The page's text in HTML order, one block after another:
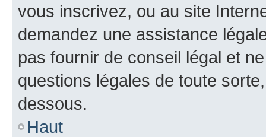
vous inscrivez, ou au site
demandez une assistance
pas fournir de conseil légal et
questions légales de toute
dessous.
Haut